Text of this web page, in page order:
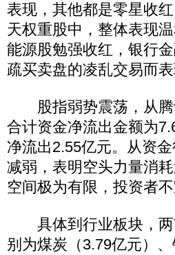
表现，其他都是零星收
天权重股中，整体表现
能源股勉强收红，银行
疏买卖盘的凌乱交易而
股指弱势震荡，从腾
合计资金净流出金额为
净流出2.55亿元。从资
减弱，表明空头力量消
空间极为有限，投资者不
具体到行业板块，两
别为煤炭（3.79亿元）